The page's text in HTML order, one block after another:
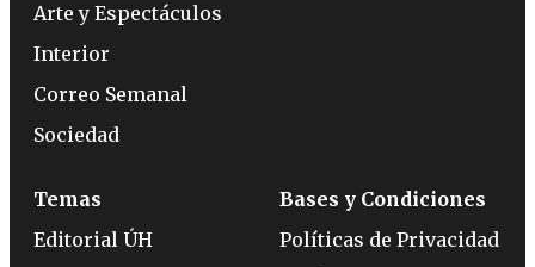
Arte y Espectáculos
Interior
Correo Semanal
Sociedad
Temas
Editorial ÚH
Bases y Condiciones
Políticas de Privacidad